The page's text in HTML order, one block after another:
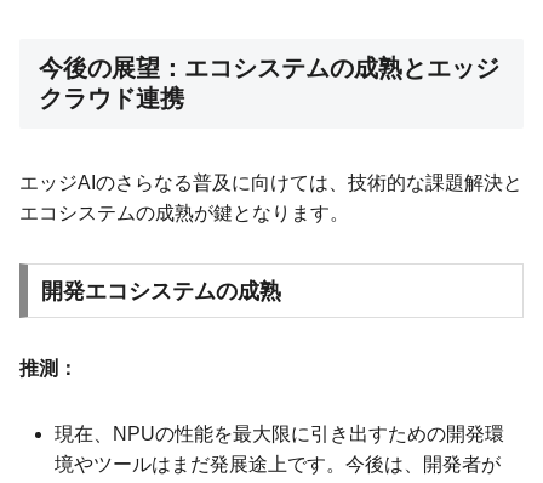
今後の展望：エコシステムの成熟とエッジ
クラウド連携
エッジAIのさらなる普及に向けては、技術的な課題解決と
エコシステムの成熟が鍵となります。
開発エコシステムの成熟
推測：
現在、NPUの性能を最大限に引き出すための開発環
境やツールはまだ発展途上です。今後は、開発者が